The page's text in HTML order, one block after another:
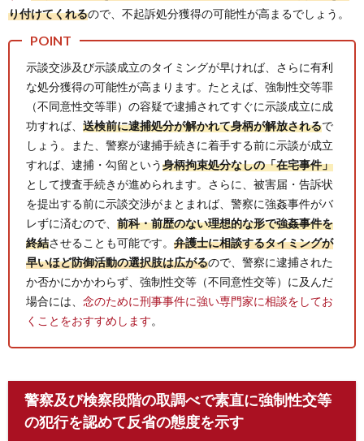
り付けてくれるので、不起訴処分獲得の可能性が高まるでしょう。
示談交渉及び示談成立のタイミングが早ければ、さらに有利
な処分獲得の可能性が高まります。たとえば、強制性交等罪
（不同意性交等罪）の容疑で逮捕されてすぐに示談成立に成
功すれば、 送検前に逮捕処分が解かれて身柄が解放されるで
しょう。また、警察が逮捕手続きに着手する前に示談が成立
すれば、逮捕・勾留という身柄拘束処分なしの「在宅事件」
として捜査手続きが進められます。さらに、被害届・告訴状
を提出する前に示談交渉がまとまれば、警察に強姦事件がバ
レずに済むので、 前科・前歴のない理想的な形で強姦事件を
終結させることも可能です。 弁護士に相談するタイミングが
早いほど防御活動の選択肢は広がるので、警察に逮捕された
か否かにかかわらず、強制性交等（不同意性交等）に及んだ
場合には、 念のために刑事事件に強い専門家に相談をしてお
くことをおすすめします。
警察及び検察段階の取調べで素直に強制性交等
の犯行を認めて反省の態度を示す